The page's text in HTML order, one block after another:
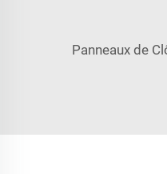
Panneaux de